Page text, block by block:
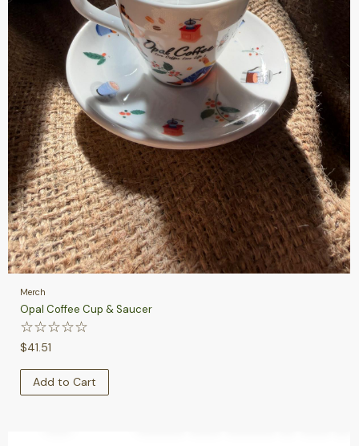
Merch
Opal Coffee Cup & Saucer
☆☆☆☆☆
$41.51
Add to Cart